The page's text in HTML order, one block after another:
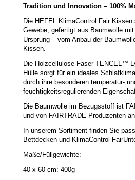
Tradition und Innovation – 100%
Die HEFEL KlimaControl Fair
Gewebe, gefertigt aus Baumwolle
Ursprung – vom Anbau der
Kissen.
Die Holzcellulose-Faser TENCEL™
Hülle sorgt für ein ideales
durch ihre besonderen temperatur-
feuchtigkeitsregulierenden
Die Baumwolle im Bezugsstoff ist
und von FAIRTRADE-Produzenten
In unserem Sortiment finden Sie
Bettdecken und KlimaControl
Maße/Füllgewichte:
40 x 60 cm: 400g